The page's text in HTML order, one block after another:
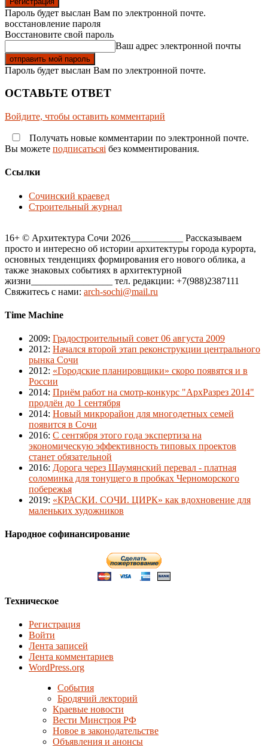
Пароль будет выслан Вам по электронной почте.
восстановление пароля
Восстановите свой пароль
Ваш адрес электронной почты
Пароль будет выслан Вам по электронной почте.
ОСТАВЬТЕ ОТВЕТ
Войдите, чтобы оставить комментарий
Получать новые комментарии по электронной почте.
Вы можете подписатьсяi без комментирования.
Ссылки
Сочинский краевед
Строительный журнал
16+ © Архитектура Сочи 2026___________ Рассказываем
просто и интересно об истории архитектуры города курорта,
основных тенденциях формирования его нового облика, а
также знаковых событиях в архитектурной
жизни_________________ тел. редакции: +7(988)2387111
Свяжитесь с нами: arch-sochi@mail.ru
Time Machine
2009: Градостроительный совет 06 августа 2009
2012: Начался второй этап реконструкции центрального
рынка Сочи
2012: «Городские планировщики» скоро появятся и в
России
2014: Приём работ на смотр-конкурс "АрхРазрез 2014"
продлён до 1 сентября
2014: Новый микрорайон для многодетных семей
появится в Сочи
2016: С сентября этого года экспертиза на
экономическую эффективность типовых проектов
станет обязательной
2016: Дорога через Шаумянский перевал - платная
соломинка для тонущего в пробках Черноморского
побережья
2019: «КРАСКИ. СОЧИ. ЦИРК» как вдохновение для
маленьких художников
Народное софинансирование
Техническое
Регистрация
Войти
Лента записей
Лента комментариев
WordPress.org
События
Бродячий лекторий
Краевые новости
Вести Минстроя РФ
Новое в законодательстве
Объявления и анонсы